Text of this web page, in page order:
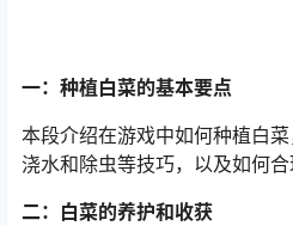
一：种植白菜的基本要点
本段介绍在游戏中如何种植白菜
浇水和除虫等技巧，以及如何合
二：白菜的养护和收获